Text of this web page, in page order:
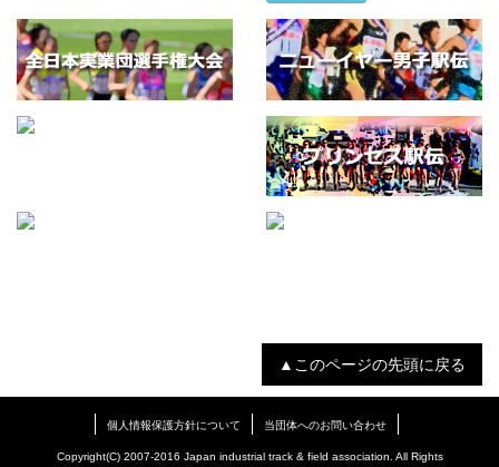
▲このページの先頭に戻る
個人情報保護方針について 当団体へのお問い合わせ
Copyright(C) 2007-2016 Japan industrial track & field association. All Rights